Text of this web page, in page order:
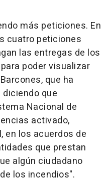
más peticiones. En
cuatro peticiones
las entregas de los
poder visualizar
que ha
que
Nacional de
activado,
en los acuerdos de
que prestan
algún ciudadano
los incendios".